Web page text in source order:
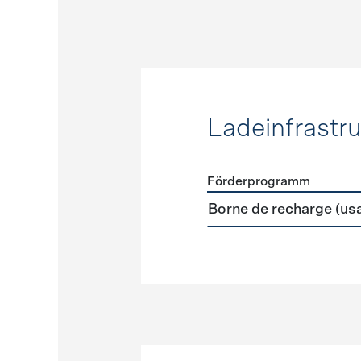
Förderprogramme
Förderprogramm
Borne de recharge